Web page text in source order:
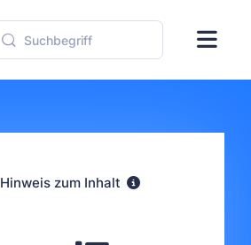
Hinweis zum Inhalt